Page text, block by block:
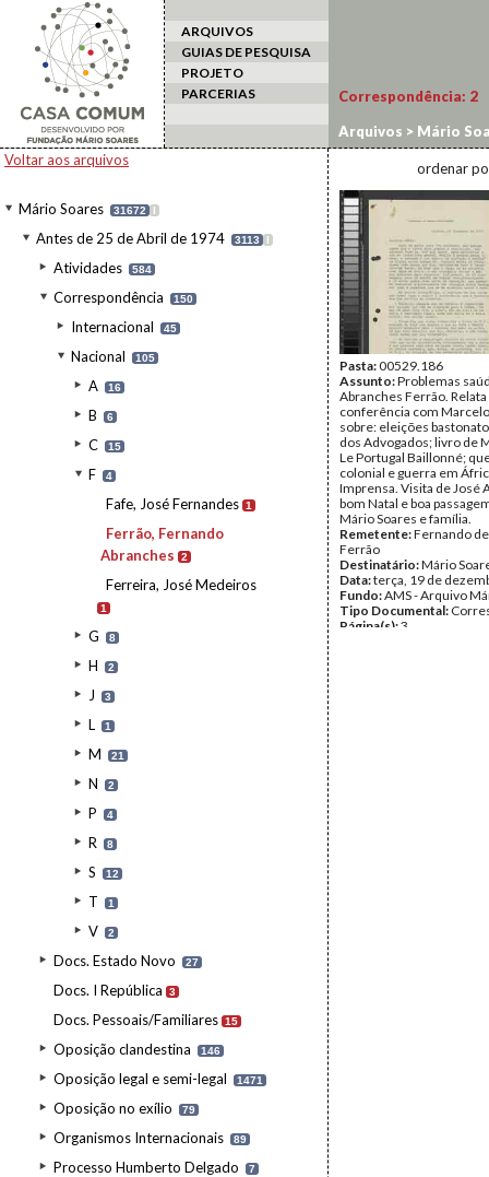
ARQUIVOS
GUIAS DE PESQUISA
PROJETO
PARCERIAS
Voltar aos arquivos
Mário Soares 31672 I
Antes de 25 de Abril de 1974 3113 I
Atividades 584
Correspondência 150
Internacional 45
Nacional 105
A 16
B 6
C 15
F 4
Fafe, José Fernandes 1
Ferrão, Fernando
Abranches
2
Ferreira, José Medeiros
1
G 8
H 2
J 3
L 1
M 21
N 2
P 4
R 8
S 12
T 1
V 2
Docs. Estado Novo 27
Docs. I República 3
Docs. Pessoais/Familiares 15
Oposição clandestina 146
Oposição legal e semi-legal 1471
Oposição no exílio 79
Organismos Internacionais 89
Processo Humberto Delgado 7
Correspondência: 2
Arquivos > Mário
Fernando Abranches
ordenar
Pasta:00529.186
Assunto:Problemas
Abranches Ferrão. Relata
conferência com
sobre: eleições
dos Advogados; livro de
Le Portugal Baillonné;
colonial e guerra em
Imprensa. Visita de José
bom Natal e boa
Mário Soares e família.
Remetente:Fernando
Ferrão
Destinatário:Mário
Data:terça, 19 de
Fundo:AMS - Arquivo
Tipo Documental:
Página(s):3